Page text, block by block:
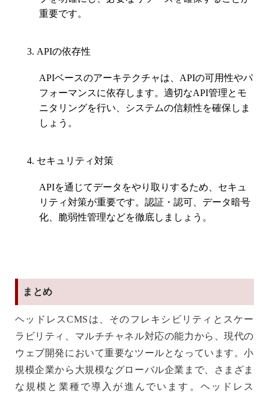
重要です。
APIの依存性
APIベースのアーキテクチャは、APIの可用性やパ
フォーマンスに依存します。適切なAPI管理とモ
ニタリングを行い、システムの信頼性を確保しま
しょう。
セキュリティ対策
APIを通じてデータをやり取りするため、セキュ
リティ対策が重要です。認証・認可、データ暗号
化、脆弱性管理などを徹底しましょう。
まとめ
ヘッドレスCMSは、そのフレキシビリティとスケー
ラビリティ、マルチチャネル対応の能力から、現代の
ウェブ開発において重要なツールとなっています。小
規模企業から大規模なグローバル企業まで、さまざま
な規模と業種で導入が進んでいます。ヘッドレス